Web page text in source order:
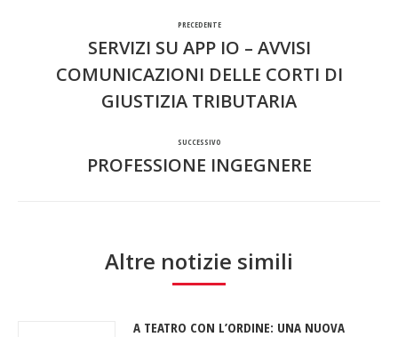
PRECEDENTE
Post
precedente:
SERVIZI SU APP IO – AVVISI
COMUNICAZIONI DELLE CORTI DI
GIUSTIZIA TRIBUTARIA
SUCCESSIVO
Prossimo
PROFESSIONE INGEGNERE
Altre notizie simili
A TEATRO CON L’ORDINE: UNA NUOVA